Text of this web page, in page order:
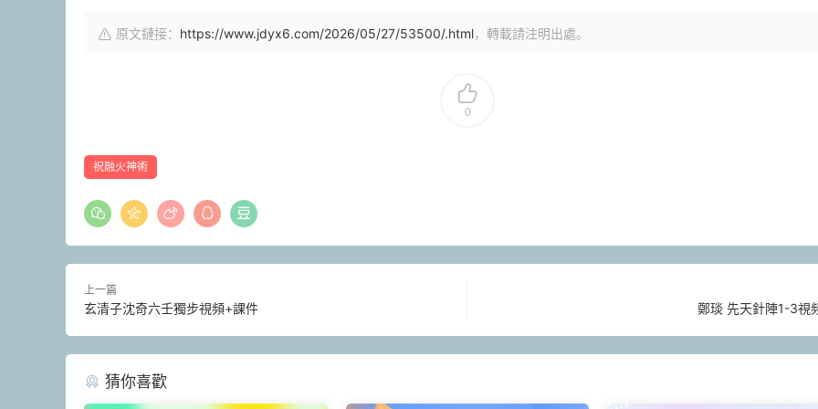
原文鏈接： https://www.jdyx6.com/2026/05/27/53500/.html，轉載請注明出處。
0
祝融火神術
上一篇
玄清子沈奇六壬獨步視頻+課件 鄭琰 先天針陣1-3視
猜你喜歡